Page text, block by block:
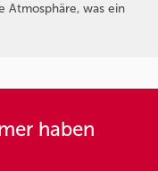
Atmosphäre, was ein
haben